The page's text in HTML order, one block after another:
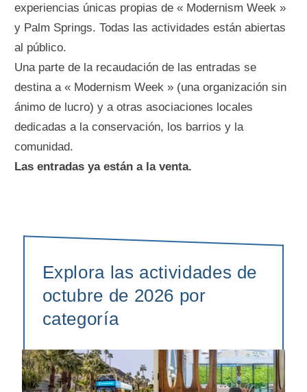
experiencias únicas propias de « Modernism Week »
y Palm Springs. Todas las actividades están abiertas
al público.
Una parte de la recaudación de las entradas se
destina a « Modernism Week » (una organización sin
ánimo de lucro) y a otras asociaciones locales
dedicadas a la conservación, los barrios y la
comunidad.
Las entradas ya están a la venta.
Explora las actividades de
octubre de 2026 por
categoría